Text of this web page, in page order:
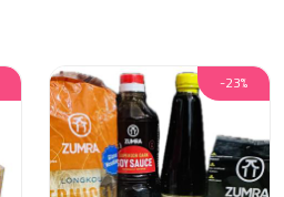
-23%